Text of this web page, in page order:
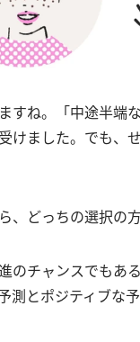
すね。「中途半端
けました。でも、
、どっちの選択の
のチャンスでも
測とポジティブな